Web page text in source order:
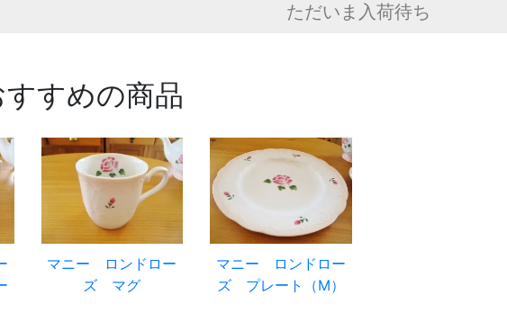
ただいま入荷待ち
すめの商品
マニー ロンドロー
ズ マグ
マニー ロンドロー
ズ プレート（M）